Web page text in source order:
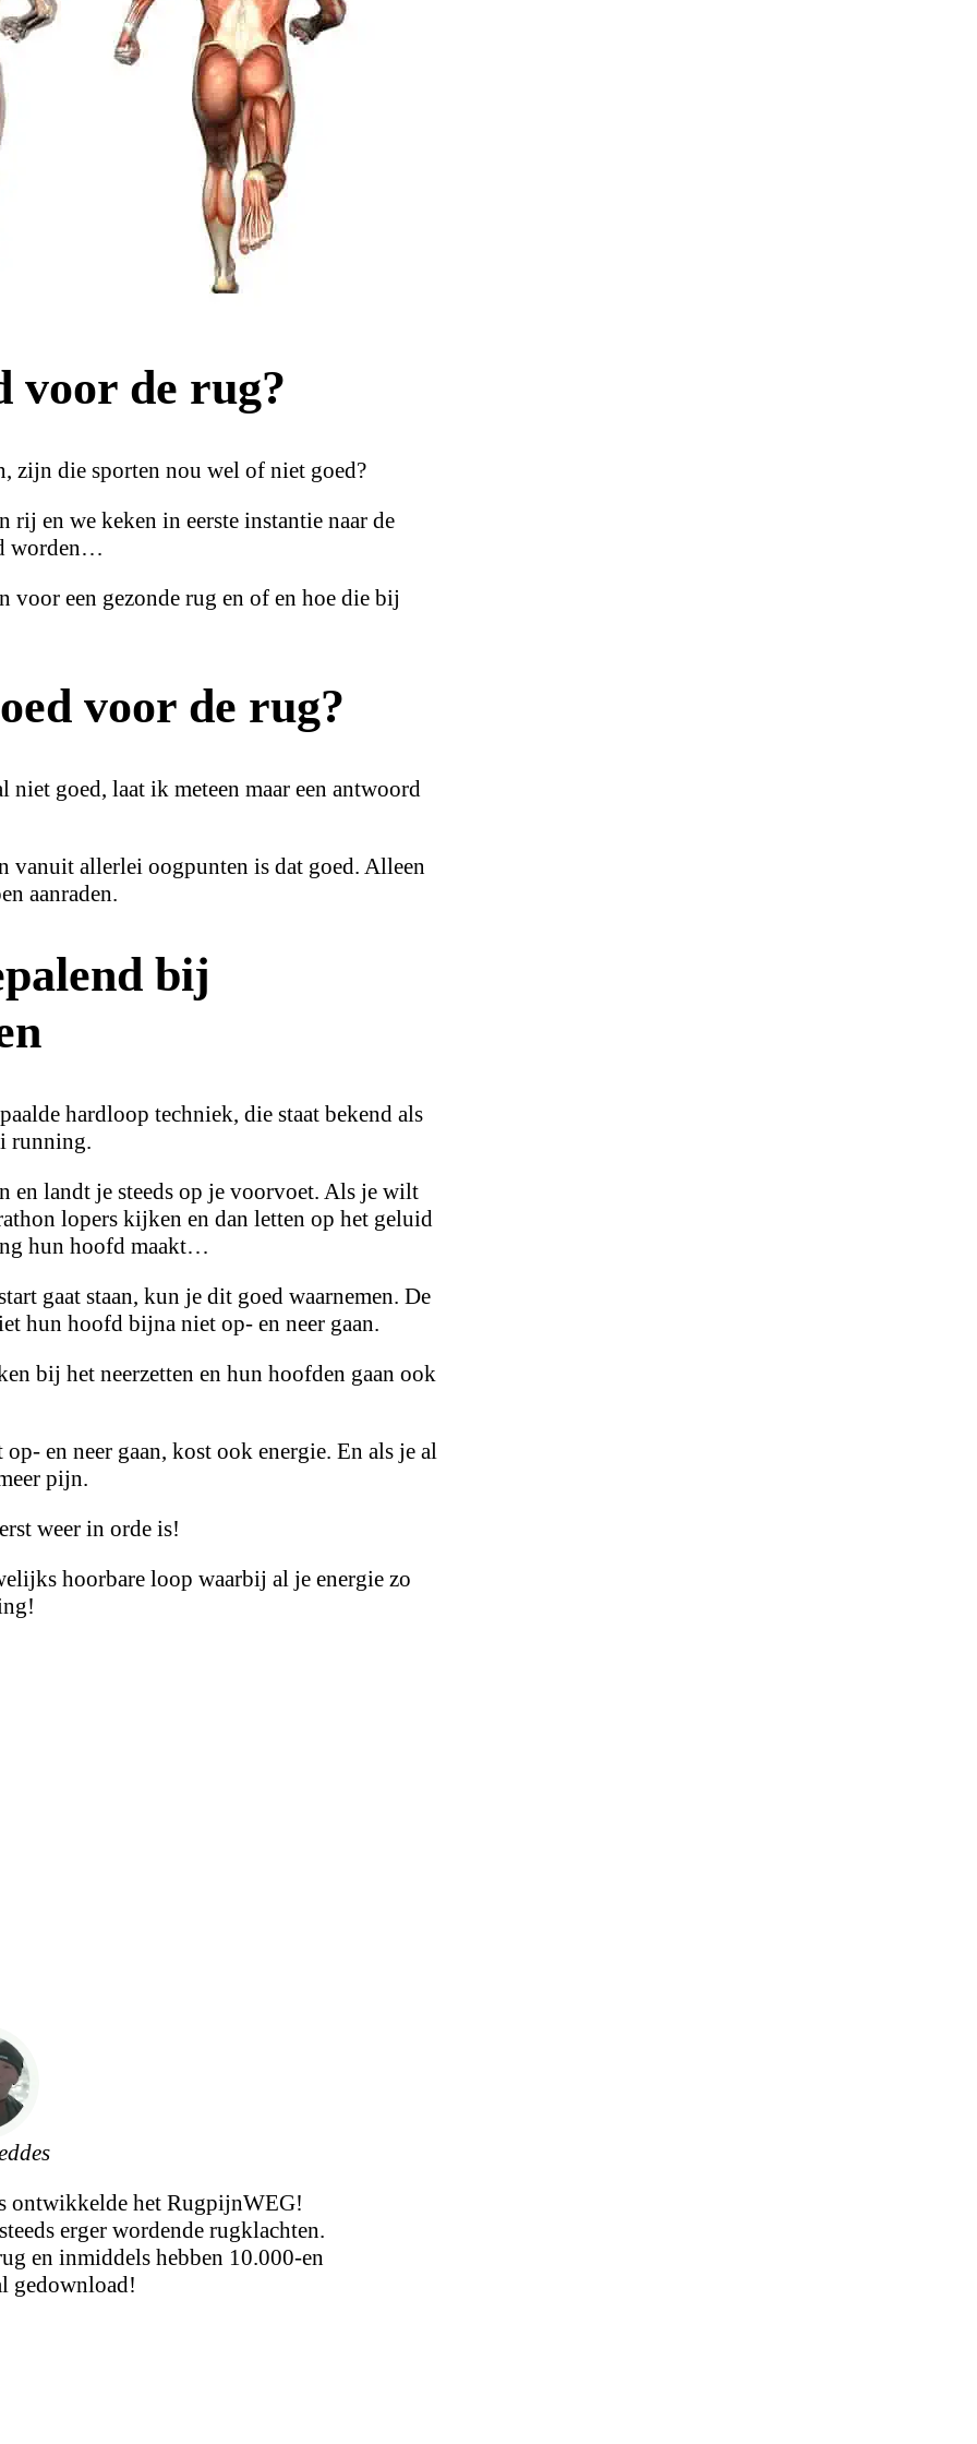
voor de rug?
zijn die sporten nou wel of niet goed?
rij en we keken in eerste instantie naar de
worden…
voor een gezonde rug en of en hoe die bij
voor de rug?
goed, laat ik meteen maar een antwoord
vanuit allerlei oogpunten is dat goed. Alleen
aanraden.
bij
hardloop techniek, die staat bekend als
running.
en landt je steeds op je voorvoet. Als je wilt
lopers kijken en dan letten op het geluid
hun hoofd maakt…
gaat staan, kun je dit goed waarnemen. De
hun hoofd bijna niet op- en neer gaan.
bij het neerzetten en hun hoofden gaan ook
en neer gaan, kost ook energie. En als je al
pijn.
weer in orde is!
hoorbare loop waarbij al je energie zo
ontwikkelde het RugpijnWEG!
erger wordende rugklachten.
en inmiddels hebben 10.000-en
gedownload!